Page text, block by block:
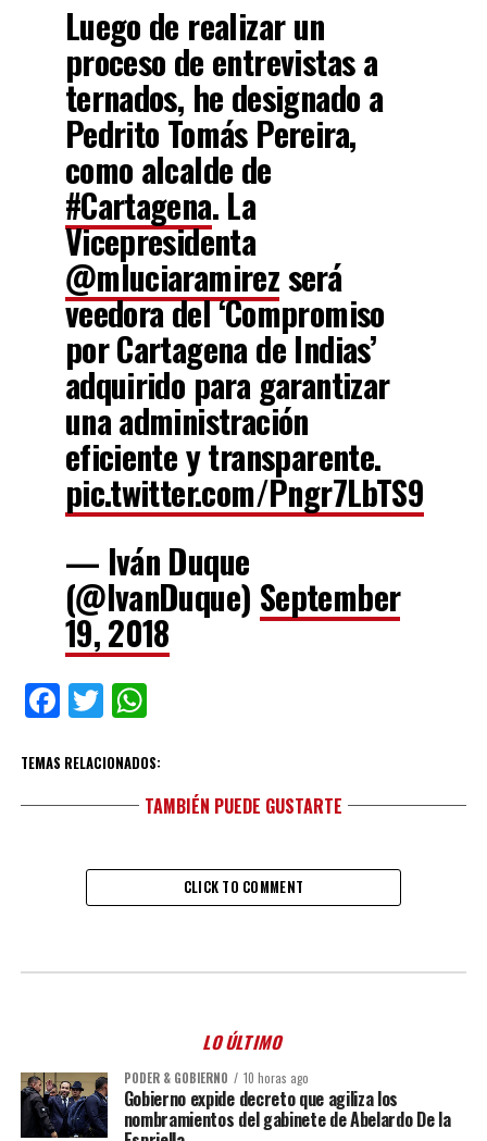
Luego de realizar un
proceso de entrevistas a
ternados, he designado a
Pedrito Tomás Pereira,
como alcalde de
#Cartagena. La
Vicepresidenta
@mluciaramirezserá
veedora del ‘Compromiso
por Cartagena de Indias’
adquirido para garantizar
una administración
eficiente y transparente.
pic.twitter.com/Pngr7LbTS9
— Iván Duque
(@IvanDuque) September
19, 2018
Facebook
TwitterWhatsApp
TEMAS RELACIONADOS:
TAMBIÉN PUEDE GUSTARTE
CLICK TO COMMENT
LO ÚLTIMO
PODER & GOBIERNO 10 horas ago
Gobierno expide decreto que agiliza los
nombramientos del gabinete de Abelardo De la